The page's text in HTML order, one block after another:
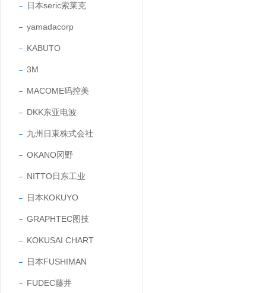
日本seric索莱克
yamadacorp
KABUTO
3M
MACOME码控美
DKK东亚电波
九州日東株式会社
OKANO冈野
NITTO日东工业
日本KOKUYO
GRAPHTEC图技
KOKUSAI CHART
日本FUSHIMAN
FUDEC藤井